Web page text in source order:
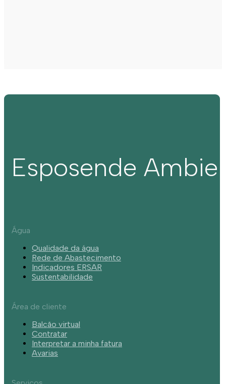
Esposende
Água
Qualidade da água
Rede de Abastecimento
Indicadores ERSAR
Sustentabilidade
Área de cliente
Balcão virtual
Contratar
Interpretar a minha fatura
Avarias